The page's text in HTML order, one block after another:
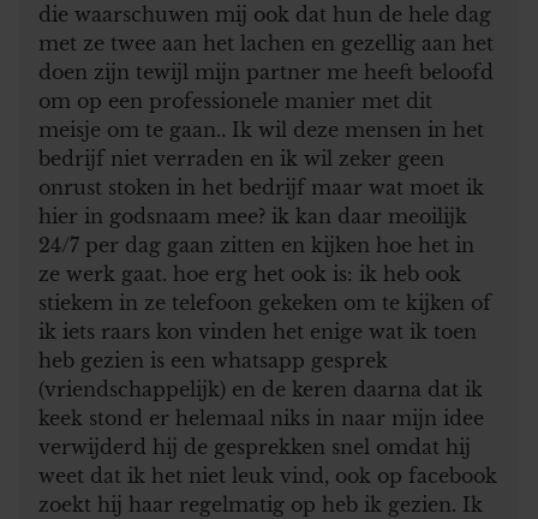
die waarschuwen mij ook dat hun de hele dag
met ze twee aan het lachen en gezellig aan het
doen zijn tewijl mijn partner me heeft beloofd
om op een professionele manier met dit
meisje om te gaan.. Ik wil deze mensen in het
bedrijf niet verraden en ik wil zeker geen
onrust stoken in het bedrijf maar wat moet ik
hier in godsnaam mee? ik kan daar meoilijk
24/7 per dag gaan zitten en kijken hoe het in
ze werk gaat. hoe erg het ook is: ik heb ook
stiekem in ze telefoon gekeken om te kijken of
ik iets raars kon vinden het enige wat ik toen
heb gezien is een whatsapp gesprek
(vriendschappelijk) en de keren daarna dat ik
keek stond er helemaal niks in naar mijn idee
verwijderd hij de gesprekken snel omdat hij
weet dat ik het niet leuk vind, ook op facebook
zoekt hij haar regelmatig op heb ik gezien. Ik